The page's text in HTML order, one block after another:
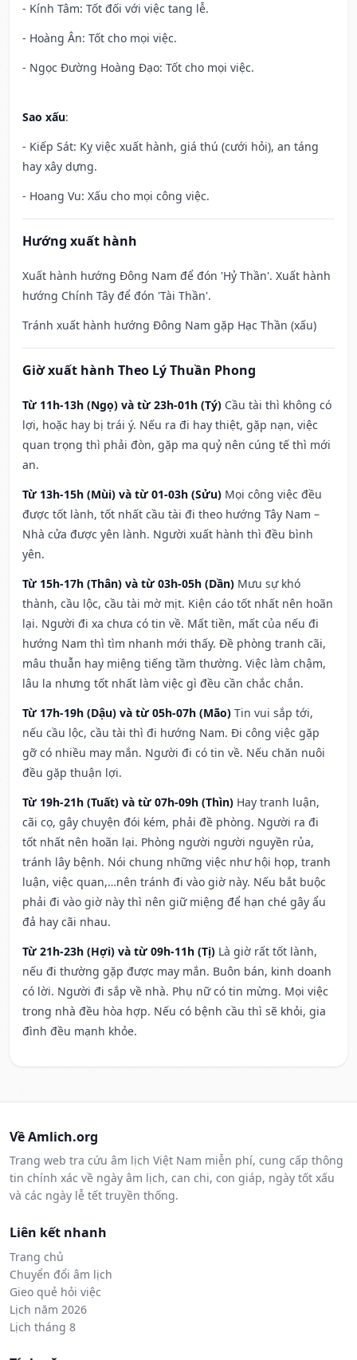
- Kính Tâm: Tốt đối với việc tang lễ.
- Hoàng Ân: Tốt cho mọi việc.
- Ngọc Đường Hoàng Đạo: Tốt cho mọi việc.
Sao xấu:
- Kiếp Sát: Kỵ việc xuất hành, giá thú (cưới hỏi), an táng
hay xây dựng.
- Hoang Vu: Xấu cho mọi công việc.
Hướng xuất hành
Xuất hành hướng Đông Nam để đón 'Hỷ Thần'. Xuất hành
hướng Chính Tây để đón 'Tài Thần'.
Tránh xuất hành hướng Đông Nam gặp Hạc Thần (xấu)
Giờ xuất hành Theo Lý Thuần Phong
Từ 11h-13h (Ngọ) và từ 23h-01h (Tý) Cầu tài thì không có
lợi, hoặc hay bị trái ý. Nếu ra đi hay thiệt, gặp nạn, việc
quan trọng thì phải đòn, gặp ma quỷ nên cúng tế thì mới
an.
Từ 13h-15h (Mùi) và từ 01-03h (Sửu) Mọi công việc đều
được tốt lành, tốt nhất cầu tài đi theo hướng Tây Nam –
Nhà cửa được yên lành. Người xuất hành thì đều bình
yên.
Từ 15h-17h (Thân) và từ 03h-05h (Dần) Mưu sự khó
thành, cầu lộc, cầu tài mờ mịt. Kiện cáo tốt nhất nên hoãn
lại. Người đi xa chưa có tin về. Mất tiền, mất của nếu đi
hướng Nam thì tìm nhanh mới thấy. Đề phòng tranh cãi,
mâu thuẫn hay miệng tiếng tầm thường. Việc làm chậm,
lâu la nhưng tốt nhất làm việc gì đều cần chắc chắn.
Từ 17h-19h (Dậu) và từ 05h-07h (Mão) Tin vui sắp tới,
nếu cầu lộc, cầu tài thì đi hướng Nam. Đi công việc gặp
gỡ có nhiều may mắn. Người đi có tin về. Nếu chăn nuôi
đều gặp thuận lợi.
Từ 19h-21h (Tuất) và từ 07h-09h (Thìn) Hay tranh luận,
cãi cọ, gây chuyện đói kém, phải đề phòng. Người ra đi
tốt nhất nên hoãn lại. Phòng người người nguyền rủa,
tránh lây bệnh. Nói chung những việc như hội họp, tranh
luận, việc quan,…nên tránh đi vào giờ này. Nếu bắt buộc
phải đi vào giờ này thì nên giữ miệng để hạn ché gây ẩu
đả hay cãi nhau.
Từ 21h-23h (Hợi) và từ 09h-11h (Tị) Là giờ rất tốt lành,
nếu đi thường gặp được may mắn. Buôn bán, kinh doanh
có lời. Người đi sắp về nhà. Phụ nữ có tin mừng. Mọi việc
trong nhà đều hòa hợp. Nếu có bệnh cầu thì sẽ khỏi, gia
đình đều mạnh khỏe.
Về Amlich.org
Trang web tra cứu âm lịch Việt Nam miễn phí, cung cấp thông
tin chính xác về ngày âm lịch, can chi, con giáp, ngày tốt xấu
và các ngày lễ tết truyền thống.
Liên kết nhanh
Trang chủ
Chuyển đổi âm lịch
Gieo quẻ hỏi việc
Lịch năm 2026
Lịch tháng 8